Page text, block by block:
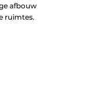
afbouw
ruimtes.